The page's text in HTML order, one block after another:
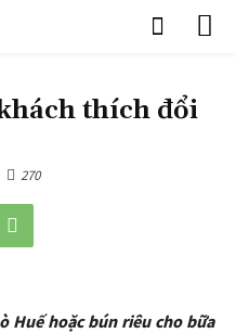
thích đổi
270
Huế hoặc bún riêu cho bữa